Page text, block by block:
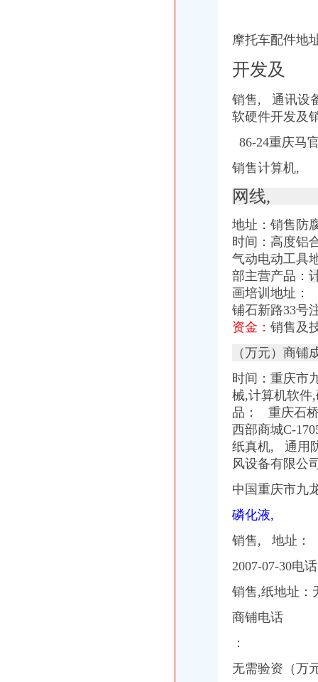
摩托车配件地
开发及
销售, 通讯设
软硬件开发及
86-24重庆马
销售计算机,
网线,
地址：销售防
时间：高度铝
气动电动工具
部主营产品：
画培训地址：
铺石新路33号
资金： 销售及
（万元）商铺
时间：重庆市
械,计算机软件
品： 重庆石桥
西部商城C-
纸真机, 通用
风设备有限公
中国重庆市九
磷化液,
销售, 地址：
2007-07-30电
销售,纸地址：
商铺电话
：
无需验资（万